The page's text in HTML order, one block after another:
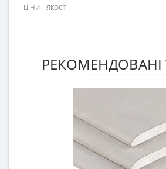
ціни і якості!
РЕКОМЕНДОВАНІ